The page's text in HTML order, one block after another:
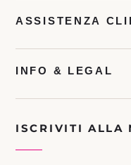
ASSISTENZA
INFO & LEGAL
ISCRIVITI ALLA